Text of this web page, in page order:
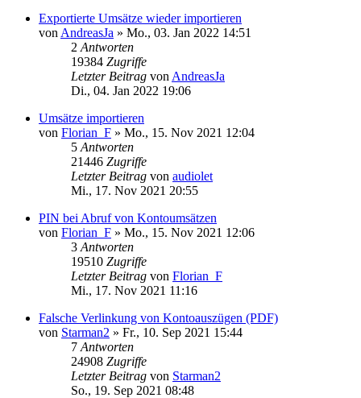
Exportierte Umsätze wieder importieren
von AndreasJa » Mo., 03. Jan 2022 14:51
2 Antworten
19384 Zugriffe
Letzter Beitrag von AndreasJa
Di., 04. Jan 2022 19:06
Umsätze importieren
von Florian_F » Mo., 15. Nov 2021 12:04
5 Antworten
21446 Zugriffe
Letzter Beitrag von audiolet
Mi., 17. Nov 2021 20:55
PIN bei Abruf von Kontoumsätzen
von Florian_F » Mo., 15. Nov 2021 12:06
3 Antworten
19510 Zugriffe
Letzter Beitrag von Florian_F
Mi., 17. Nov 2021 11:16
Falsche Verlinkung von Kontoauszügen (PDF)
von Starman2 » Fr., 10. Sep 2021 15:44
7 Antworten
24908 Zugriffe
Letzter Beitrag von Starman2
So., 19. Sep 2021 08:48